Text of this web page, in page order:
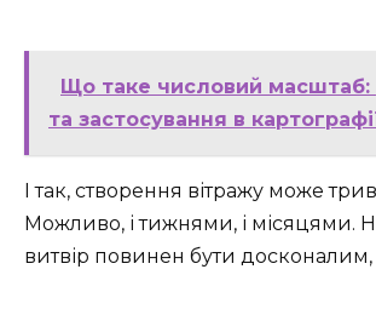
Що таке числовий масштаб:
та застосування в
І так, створення вітражу може
Можливо, і тижнями, і місяцями.
витвір повинен бути досконалим,